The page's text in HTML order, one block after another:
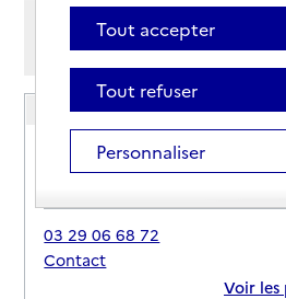
Afficher les résultats par:
Mode liste
Mode carte
Résidence Le Pont du Gué
Adresse
2 rue des Avioux
88350-Liffol-le-Grand
03 29 06 68 72
Contact
Voir les
Tout accepter
Tout refuser
Personnaliser